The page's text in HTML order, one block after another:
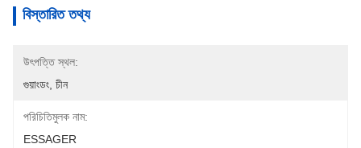
বিস্তারিত তথ্য
উৎপত্তি স্থল:
গুয়াংডং, চীন
পরিচিতিমুলক নাম:
ESSAGER